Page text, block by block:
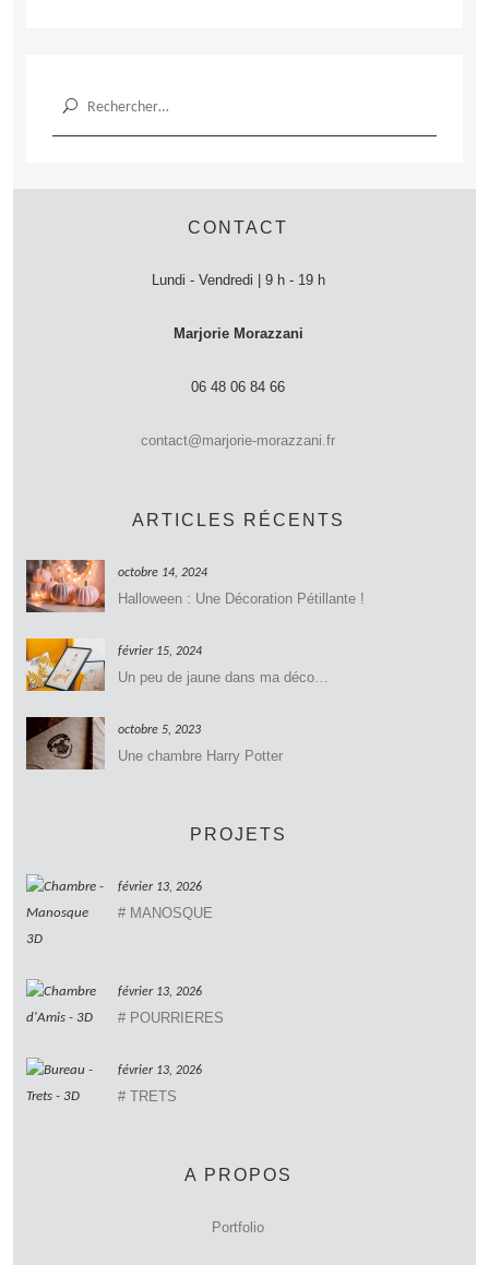
Rechercher :
CONTACT
Lundi - Vendredi | 9 h - 19 h
Marjorie Morazzani
06 48 06 84 66
contact@marjorie-morazzani.fr
ARTICLES RÉCENTS
octobre 14, 2024
Halloween : Une Décoration Pétillante !
février 15, 2024
Un peu de jaune dans ma déco…
octobre 5, 2023
Une chambre Harry Potter
PROJETS
février 13, 2026
# MANOSQUE
février 13, 2026
# POURRIERES
février 13, 2026
# TRETS
A PROPOS
Portfolio